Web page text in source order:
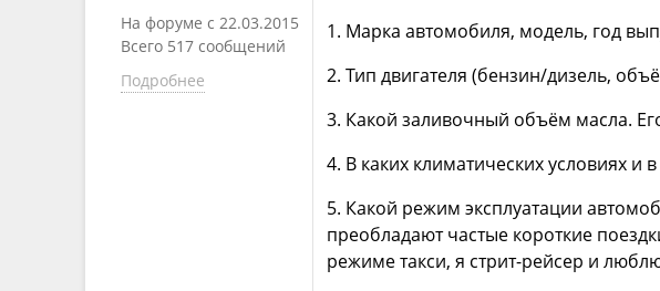
На форуме с 22.03.2015
Всего 517 сообщений
Подробнее
1. Марка автомобиля, модель, год
2. Тип двигателя (бензин/дизель,
3. Какой заливочный объём масла.
4. В каких климатических условиях и
5. Какой режим эксплуатации
преобладают частые короткие
режиме такси, я стрит-рейсер и